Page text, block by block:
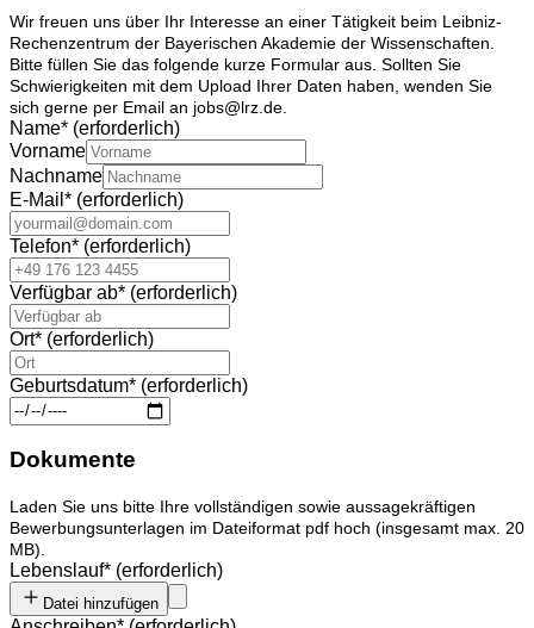
Wir freuen uns über Ihr Interesse an einer Tätigkeit beim Leibniz-
Rechenzentrum der Bayerischen Akademie der Wissenschaften.
Bitte füllen Sie das folgende kurze Formular aus. Sollten Sie
Schwierigkeiten mit dem Upload Ihrer Daten haben, wenden Sie
sich gerne per Email an jobs@lrz.de.
Name* (erforderlich)
Vorname
Nachname
E-Mail * (erforderlich)
Telefon* (erforderlich)
Verfügbar ab* (erforderlich)
Ort* (erforderlich)
Geburtsdatum* (erforderlich)
Dokumente
Laden Sie uns bitte Ihre vollständigen sowie aussagekräftigen
Bewerbungsunterlagen im Dateiformat pdf hoch (insgesamt max. 20
MB).
Lebenslauf* (erforderlich)
Datei hinzufügen